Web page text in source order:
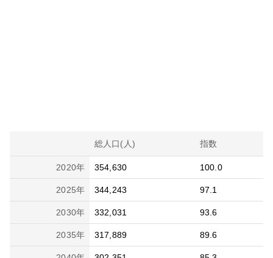
総人口(人) 指数
2020年 354,630 100.0
2025年 344,243 97.1
2030年 332,031 93.6
2035年 317,889 89.6